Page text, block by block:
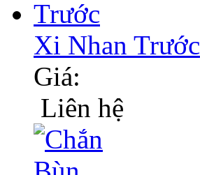
Xi Nhan Trước
Giá:
Liên hệ